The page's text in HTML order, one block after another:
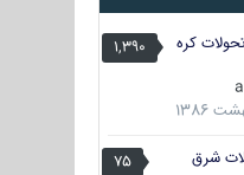
1,390
کره
75
شرق